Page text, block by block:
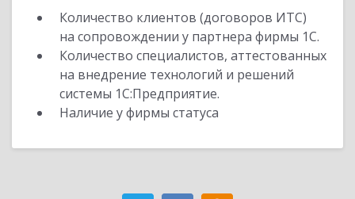
Количество клиентов (договоров ИТС)
на сопровождении у партнера фирмы 1С.
Количество специалистов, аттестованных
на внедрение технологий и решений
системы 1С:Предприятие.
Наличие у фирмы статуса